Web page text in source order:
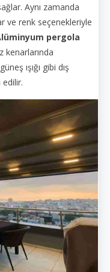
Aynı zamanda
ve renk seçenekleriyle
pergola
kenarlarında
ışığı gibi dış